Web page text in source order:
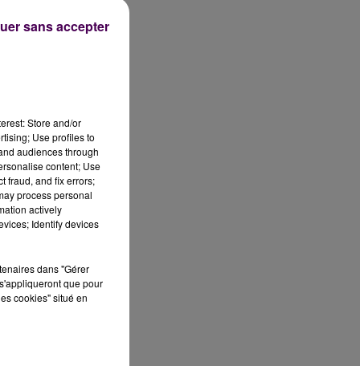
Store and/or
Use profiles to
audiences through
content; Use
fraud, and fix errors;
process personal
actively
Identify devices
dans "Gérer
que pour
cookies" situé en
sans accepter